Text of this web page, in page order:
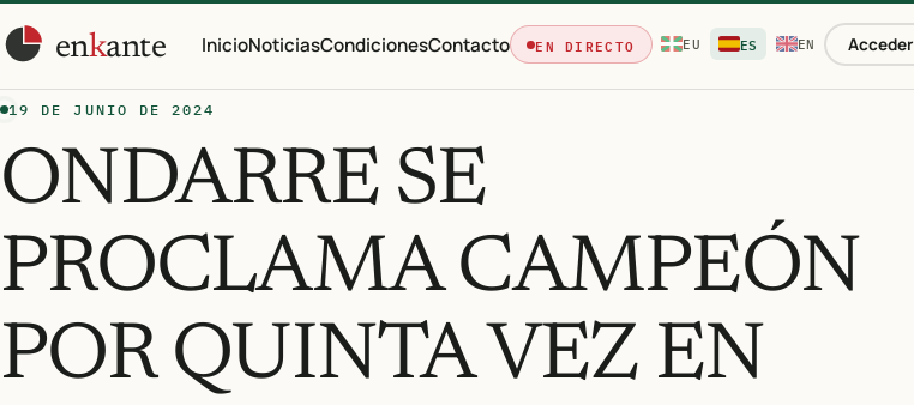
enkante InicioNoticiasCondicionesContacto EN DIRECTO EU ES EN Acceder
19 DE JUNIO DE 2024
ONDARRE SE
PROCLAMA CAMPEÓN
POR QUINTA VEZ EN